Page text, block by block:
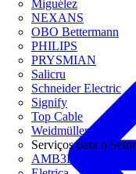
Miguélez
NEXANS
OBO Bettermann
PHILIPS
PRYSMIAN
Salicru
Schneider Electric
Signify
Top Cable
Weidmüller
Serviços para o Setor
AMB3E